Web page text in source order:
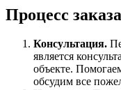
Процесс
Консультация.
является
объекте.
обсудим все